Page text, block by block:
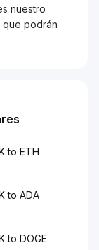
nuestro
que podrán
to ETH
to ADA
to DOGE